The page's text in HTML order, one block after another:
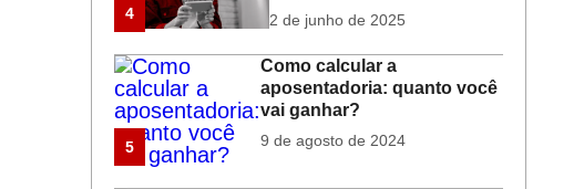
4 2 de junho de 2025
5
Como calcular a
aposentadoria: quanto você
vai ganhar?
9 de agosto de 2024